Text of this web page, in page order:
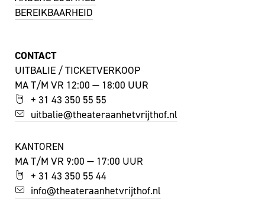
BEREIKBAARHEID
CONTACT
UITBALIE / TICKETVERKOOP
MA T/M VR 12:00 — 18:00 UUR
+ 31 43 350 55 55
uitbalie@theateraanhetvrijthof.nl
KANTOREN
MA T/M VR 9:00 — 17:00 UUR
+ 31 43 350 55 44
info@theateraanhetvrijthof.nl